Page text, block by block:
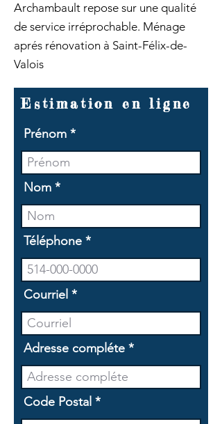
Archambault repose sur une qualité
de service irréprochable. Ménage
aprés rénovation à Saint-Félix-de-
Valois
Estimation en ligne
Prénom
Nom
Téléphone
Courriel
Adresse compléte
Code Postal